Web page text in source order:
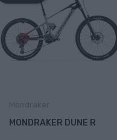
MONDRAKER DUNE R